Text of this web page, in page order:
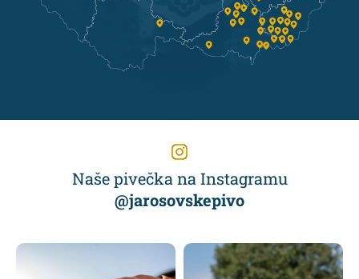
Naše pivečka na Instagramu
@jarosovskepivo